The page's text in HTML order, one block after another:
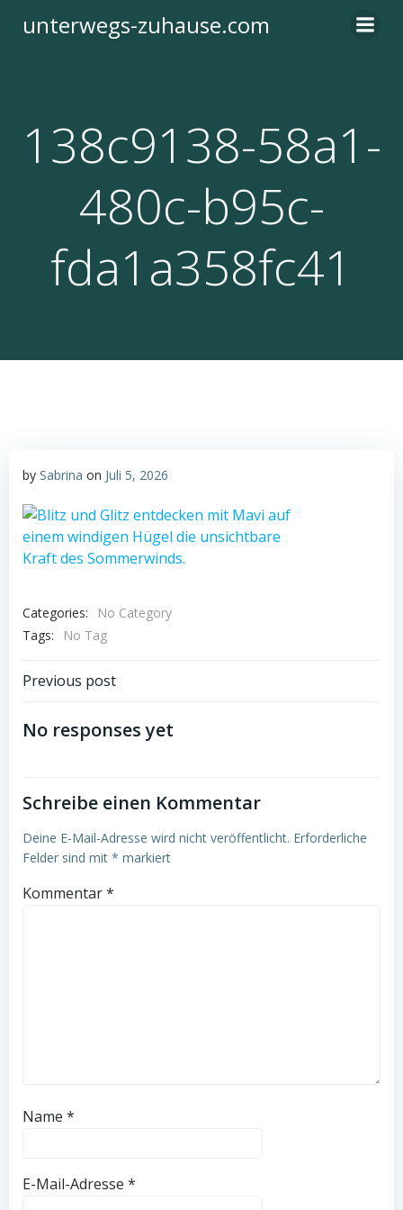
Inhalt
unterwegs-zuhause.com
138c9138-58a1-
480c-b95c-
fda1a358fc41
by Sabrina on Juli 5, 2026
Categories:
No Category
Tags:
No Tag
Post
navigation
Previous post
No responses yet
Schreibe einen Kommentar
Deine E-Mail-Adresse wird nicht veröffentlicht. Erforderliche
Felder sind mit * markiert
Kommentar*
Name *
E-Mail-Adresse *